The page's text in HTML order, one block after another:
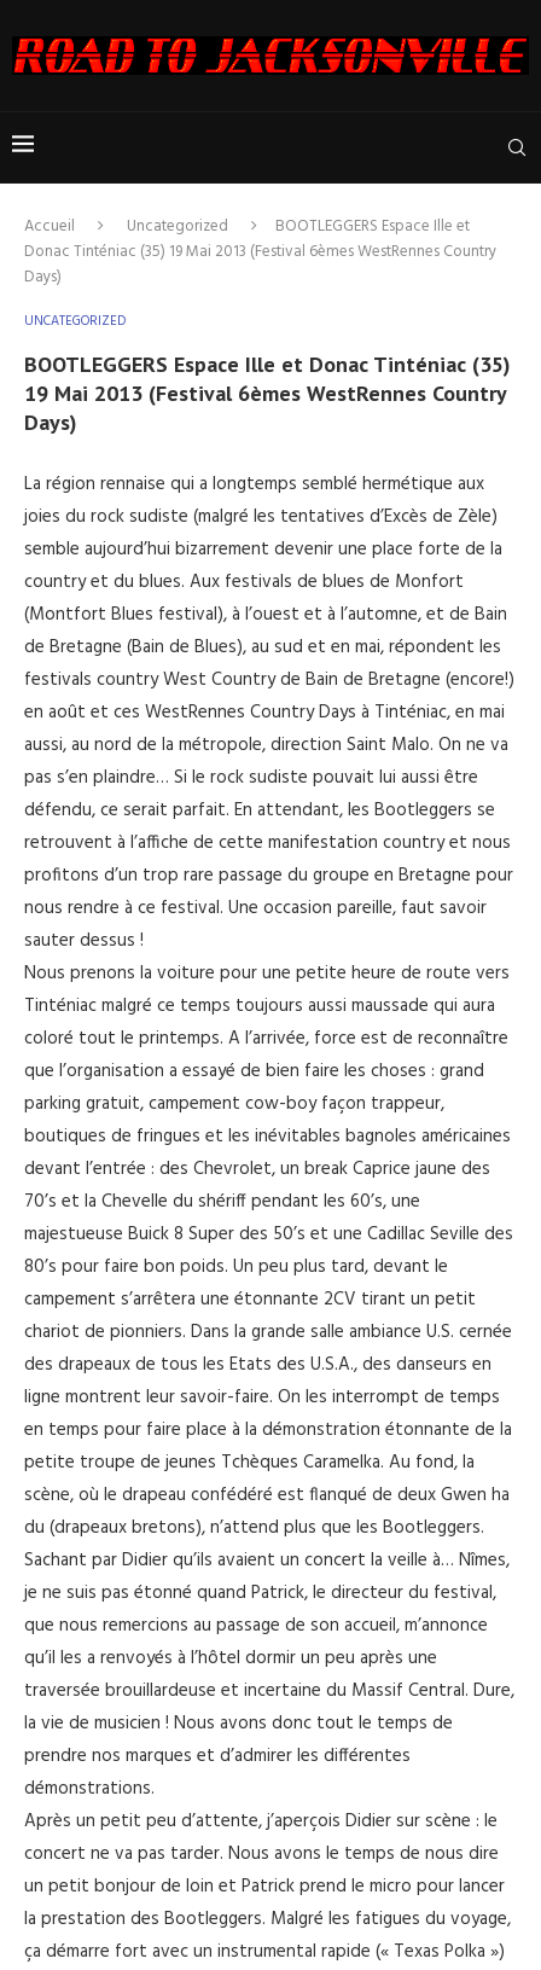
Accueil Uncategorized
BOOTLEGGERS Espace Ille et
Donac Tinténiac (35) 19 Mai 2013 (Festival 6èmes WestRennes Country
Days)
UNCATEGORIZED
BOOTLEGGERS Espace Ille et Donac Tinténiac (35)
19 Mai 2013 (Festival 6èmes WestRennes Country
Days)
La région rennaise qui a longtemps semblé hermétique aux
joies du rock sudiste (malgré les tentatives d’Excès de Zèle)
semble aujourd’hui bizarrement devenir une place forte de la
country et du blues. Aux festivals de blues de Monfort
(Montfort Blues festival), à l’ouest et à l’automne, et de Bain
de Bretagne (Bain de Blues), au sud et en mai, répondent les
festivals country West Country de Bain de Bretagne (encore!)
en août et ces WestRennes Country Days à Tinténiac, en mai
aussi, au nord de la métropole, direction Saint Malo. On ne va
pas s’en plaindre… Si le rock sudiste pouvait lui aussi être
défendu, ce serait parfait. En attendant, les Bootleggers se
retrouvent à l’affiche de cette manifestation country et nous
profitons d’un trop rare passage du groupe en Bretagne pour
nous rendre à ce festival. Une occasion pareille, faut savoir
sauter dessus !
Nous prenons la voiture pour une petite heure de route vers
Tinténiac malgré ce temps toujours aussi maussade qui aura
coloré tout le printemps. A l’arrivée, force est de reconnaître
que l’organisation a essayé de bien faire les choses : grand
parking gratuit, campement cow-boy façon trappeur,
boutiques de fringues et les inévitables bagnoles américaines
devant l’entrée : des Chevrolet, un break Caprice jaune des
70’s et la Chevelle du shériff pendant les 60’s, une
majestueuse Buick 8 Super des 50’s et une Cadillac Seville des
80’s pour faire bon poids. Un peu plus tard, devant le
campement s’arrêtera une étonnante 2CV tirant un petit
chariot de pionniers. Dans la grande salle ambiance U.S. cernée
des drapeaux de tous les Etats des U.S.A., des danseurs en
ligne montrent leur savoir-faire. On les interrompt de temps
en temps pour faire place à la démonstration étonnante de la
petite troupe de jeunes Tchèques Caramelka. Au fond, la
scène, où le drapeau confédéré est flanqué de deux Gwen ha
du (drapeaux bretons), n’attend plus que les Bootleggers.
Sachant par Didier qu’ils avaient un concert la veille à… Nîmes,
je ne suis pas étonné quand Patrick, le directeur du festival,
que nous remercions au passage de son accueil, m’annonce
qu’il les a renvoyés à l’hôtel dormir un peu après une
traversée brouillardeuse et incertaine du Massif Central. Dure,
la vie de musicien ! Nous avons donc tout le temps de
prendre nos marques et d’admirer les différentes
démonstrations.
Après un petit peu d’attente, j’aperçois Didier sur scène : le
concert ne va pas tarder. Nous avons le temps de nous dire
un petit bonjour de loin et Patrick prend le micro pour lancer
la prestation des Bootleggers. Malgré les fatigues du voyage,
ça démarre fort avec un instrumental rapide (« Texas Polka »)